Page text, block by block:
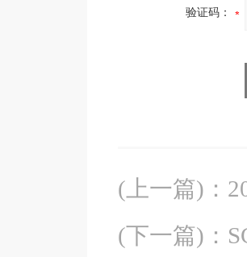
验证码：
(上一篇) ：
(下一篇) ：